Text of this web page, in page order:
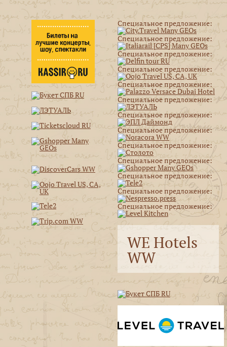
Специальное предложение:
Специальное предложение:
Специальное предложение:
Специальное предложение:
Специальное предложение:
Специальное предложение:
Специальное предложение:
Специальное предложение:
Специальное предложение:
Специальное предложение:
Специальное предложение:
Специальное предложение:
Специальное предложение:
WE Hotels
WW